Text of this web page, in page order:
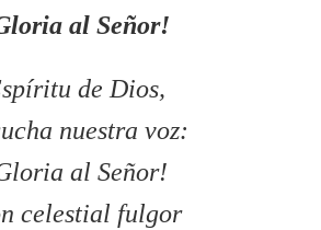
al Señor!
de Dios,
nuestra voz:
al Señor!
celestial fulgor